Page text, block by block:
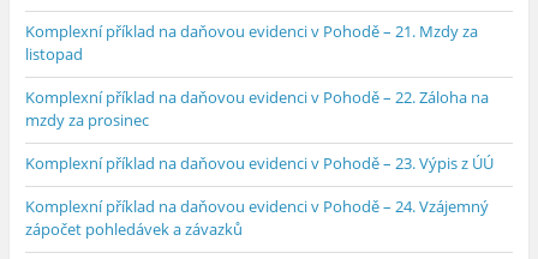
Komplexní příklad na daňovou evidenci v Pohodě – 21. Mzdy za
listopad
Komplexní příklad na daňovou evidenci v Pohodě – 22. Záloha na
mzdy za prosinec
Komplexní příklad na daňovou evidenci v Pohodě – 23. Výpis z ÚÚ
Komplexní příklad na daňovou evidenci v Pohodě – 24. Vzájemný
zápočet pohledávek a závazků